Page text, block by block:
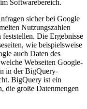
Softwarebereich.
sicher bei Google
Nutzungszahlen
Die Ergebnisse
wie beispielsweise
auch Daten des
Webseiten Google-
in der BigQuery-
BigQuery ist ein
die große Datenmengen